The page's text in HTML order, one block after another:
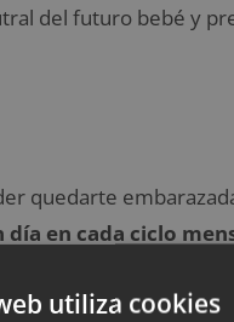
del futuro bebé y
quedarte
en cada ciclo
tus probabilidades de
o calendario
utiliza cookies